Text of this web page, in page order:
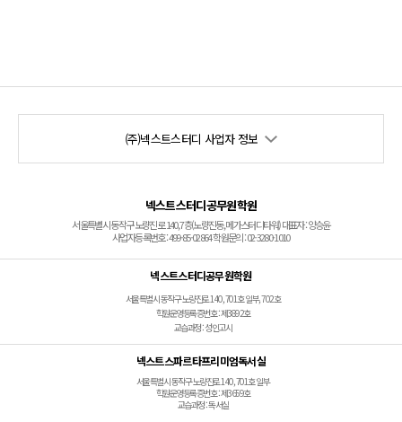
(주)넥스트스터디 사업자 정보
넥스트스터디공무원학원
서울특별시 동작구 노량진로 140, 7층(노량진동, 메가스터디타워) 대표자 : 양승윤
사업자등록번호 : 499-85-02864 학원문의 : 02-3280-1010
넥스트스터디공무원학원
서울특별시 동작구 노량진로 140, 701호 일부, 702호
학원운영등록증번호 : 제3892호
교습과정 : 성인고시
넥스트스파르타프리미엄독서실
서울특별시 동작구 노량진로 140, 701호 일부
학원운영등록증번호 : 제3659호
교습과정 : 독서실